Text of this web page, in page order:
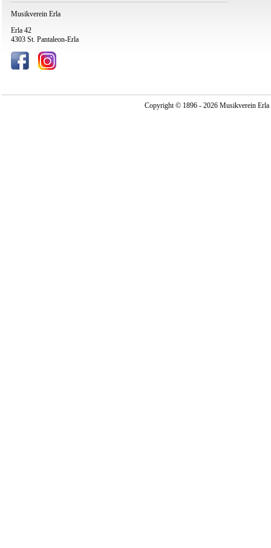
Musikverein Erla
Erla 42
4303 St. Pantaleon-Erla
Copyright © 1896 - 2026 Musikverein Erla